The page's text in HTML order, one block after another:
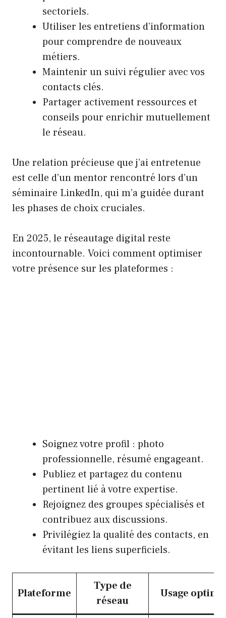
sectoriels.
Utiliser les entretiens d’information
pour comprendre de nouveaux
métiers.
Maintenir un suivi régulier avec vos
contacts clés.
Partager activement ressources et
conseils pour enrichir mutuellement
le réseau.
Une relation précieuse que j’ai entretenue
est celle d’un mentor rencontré lors d’un
séminaire LinkedIn, qui m’a guidée durant
les phases de choix cruciales.
En 2025, le réseautage digital reste
incontournable. Voici comment optimiser
votre présence sur les plateformes :
Soignez votre profil : photo
professionnelle, résumé engageant.
Publiez et partagez du contenu
pertinent lié à votre expertise.
Rejoignez des groupes spécialisés et
contribuez aux discussions.
Privilégiez la qualité des contacts, en
évitant les liens superficiels.
Plateforme
Type de
réseau
Usage